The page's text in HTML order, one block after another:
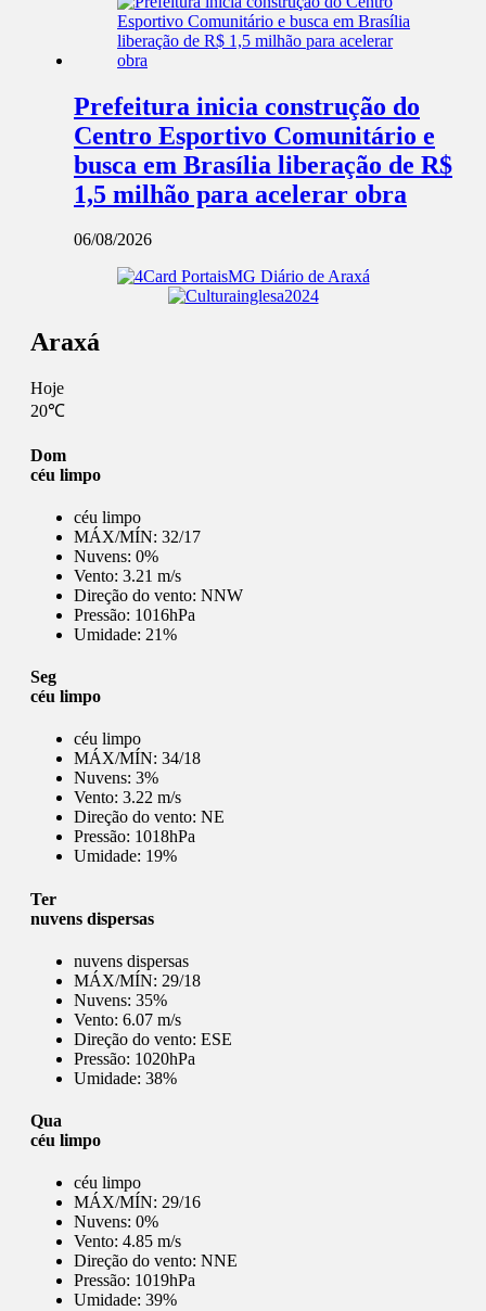
Prefeitura inicia construção do
Centro Esportivo Comunitário e
busca em Brasília liberação de R$
1,5 milhão para acelerar obra
06/08/2026
Araxá
Hoje
20℃
Dom
céu limpo
céu limpo
MÁX/MÍN: 32/17
Nuvens: 0%
Vento: 3.21 m/s
Direção do vento: NNW
Pressão: 1016hPa
Umidade: 21%
Seg
céu limpo
céu limpo
MÁX/MÍN: 34/18
Nuvens: 3%
Vento: 3.22 m/s
Direção do vento: NE
Pressão: 1018hPa
Umidade: 19%
Ter
nuvens dispersas
nuvens dispersas
MÁX/MÍN: 29/18
Nuvens: 35%
Vento: 6.07 m/s
Direção do vento: ESE
Pressão: 1020hPa
Umidade: 38%
Qua
céu limpo
céu limpo
MÁX/MÍN: 29/16
Nuvens: 0%
Vento: 4.85 m/s
Direção do vento: NNE
Pressão: 1019hPa
Umidade: 39%